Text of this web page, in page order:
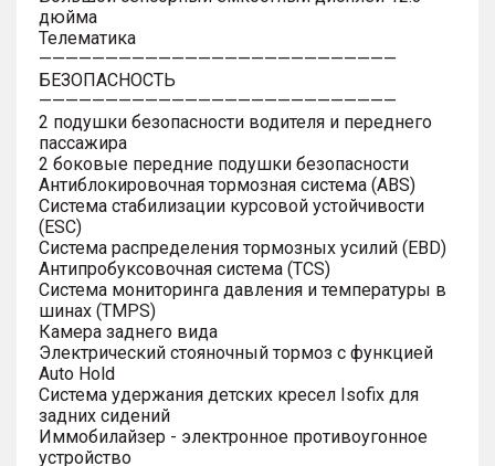
дюйма
Телематика
———————————————————————————
БЕЗОПАСНОСТЬ
———————————————————————————
2 подушки безопасности водителя и переднего
пассажира
2 боковые передние подушки безопасности
Антиблокировочная тормозная система (ABS)
Система стабилизации курсовой устойчивости
(ESC)
Система распределения тормозных усилий (EBD)
Антипробуксовочная система (TCS)
Система мониторинга давления и температуры в
шинах (TMPS)
Камера заднего вида
Электрический стояночный тормоз с функцией
Auto Hold
Система удержания детских кресел Isofix для
задних сидений
Иммобилайзер - электронное противоугонное
устройство